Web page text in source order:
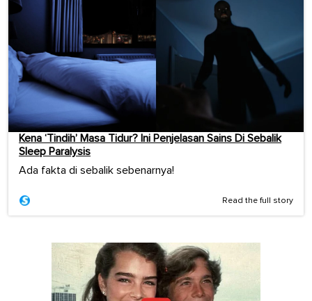
Kena ‘Tindih’ Masa Tidur? Ini Penjelasan Sains Di Sebalik
Sleep Paralysis
Ada fakta di sebalik sebenarnya!
Read the full story